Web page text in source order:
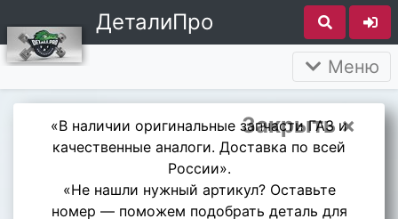
ДеталиПро
Меню
Закрыть ×
«В наличии оригинальные запчасти ГАЗ и
качественные аналоги. Доставка по всей
России».
«Не нашли нужный артикул? Оставьте
номер — поможем подобрать деталь для